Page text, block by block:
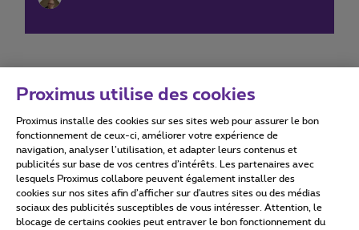
Conditions d'utilisation Accessibility statement
Tous droits réservés. © 2026 Proximus
Proximus utilise des cookies
Proximus installe des cookies sur ses sites web pour assurer le bon
fonctionnement de ceux-ci, améliorer votre expérience de
navigation, analyser l’utilisation, et adapter leurs contenus et
publicités sur base de vos centres d’intérêts. Les partenaires avec
lesquels Proximus collabore peuvent également installer des
cookies sur nos sites afin d’afficher sur d'autres sites ou des médias
sociaux des publicités susceptibles de vous intéresser. Attention, le
blocage de certains cookies peut entraver le bon fonctionnement du